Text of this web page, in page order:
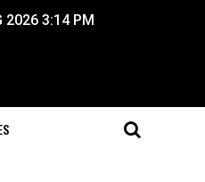
2026 3:14 PM